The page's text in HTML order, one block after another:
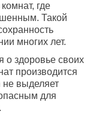
где
Такой
многих лет.
о здоровье своих
производится
не выделяет
для